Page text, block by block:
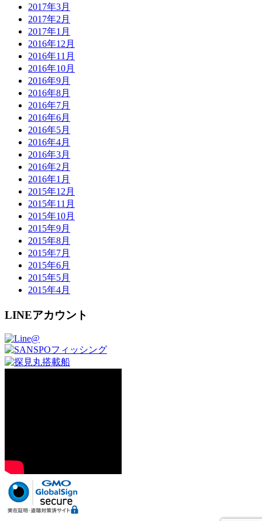
2017年3月
2017年2月
2017年1月
2016年12月
2016年11月
2016年10月
2016年9月
2016年8月
2016年7月
2016年6月
2016年5月
2016年4月
2016年3月
2016年2月
2016年1月
2015年12月
2015年11月
2015年10月
2015年9月
2015年8月
2015年7月
2015年6月
2015年5月
2015年4月
LINEアカウント